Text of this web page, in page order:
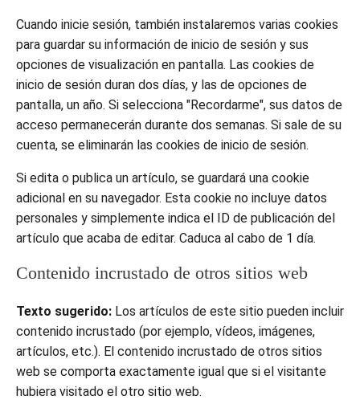
Cuando inicie sesión, también instalaremos varias cookies
para guardar su información de inicio de sesión y sus
opciones de visualización en pantalla. Las cookies de
inicio de sesión duran dos días, y las de opciones de
pantalla, un año. Si selecciona "Recordarme", sus datos de
acceso permanecerán durante dos semanas. Si sale de su
cuenta, se eliminarán las cookies de inicio de sesión.
Si edita o publica un artículo, se guardará una cookie
adicional en su navegador. Esta cookie no incluye datos
personales y simplemente indica el ID de publicación del
artículo que acaba de editar. Caduca al cabo de 1 día.
Contenido incrustado de otros sitios web
Texto sugerido: Los artículos de este sitio pueden incluir
contenido incrustado (por ejemplo, vídeos, imágenes,
artículos, etc.). El contenido incrustado de otros sitios
web se comporta exactamente igual que si el visitante
hubiera visitado el otro sitio web.